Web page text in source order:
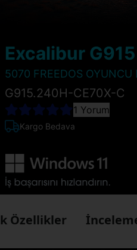
Excalibur G915
5070 FREEDOS OYUNCU
G915.240H-CE70X-C
1 Yorum
Kargo Bedava
Özellikler